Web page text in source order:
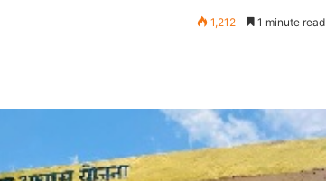
1,212 1 minute read